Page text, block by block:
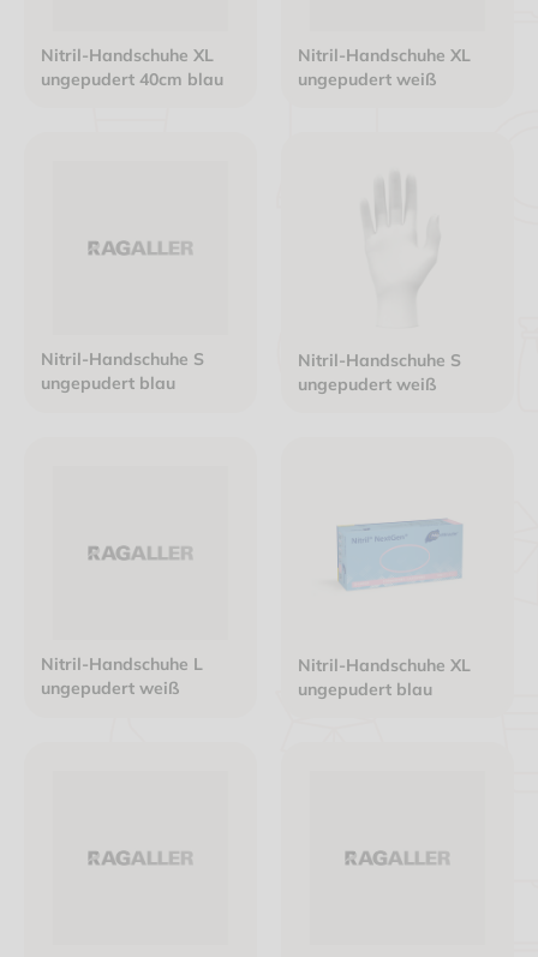
Nitril-Handschuhe XL
ungepudert 40cm blau
Nitril-Handschuhe XL
ungepudert weiß
Nitril-Handschuhe S
ungepudert blau
Nitril-Handschuhe S
ungepudert weiß
Nitril-Handschuhe L
ungepudert weiß
Nitril-Handschuhe XL
ungepudert blau